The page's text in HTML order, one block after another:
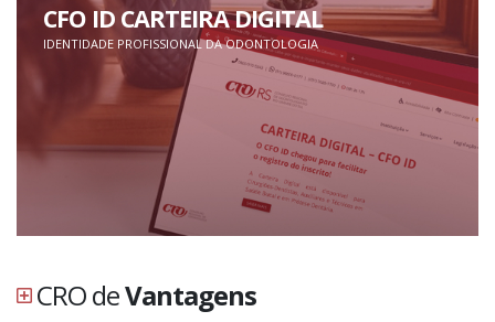
CFO ID CARTEIRA DIGITAL
IDENTIDADE PROFISSIONAL DA ODONTOLOGIA
CRO deVantagens